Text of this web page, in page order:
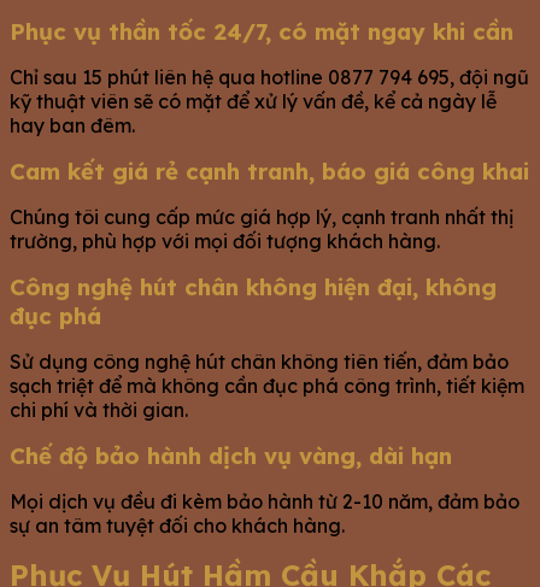
Phục vụ thần tốc 24/7, có mặt ngay khi cần
Chỉ sau 15 phút liên hệ qua hotline 0877 794 695, đội ngũ
kỹ thuật viên sẽ có mặt để xử lý vấn đề, kể cả ngày lễ
hay ban đêm.
Cam kết giá rẻ cạnh tranh, báo giá công khai
Chúng tôi cung cấp mức giá hợp lý, cạnh tranh nhất thị
trường, phù hợp với mọi đối tượng khách hàng.
Công nghệ hút chân không hiện đại, không
đục phá
Sử dụng công nghệ hút chân không tiên tiến, đảm bảo
sạch triệt để mà không cần đục phá công trình, tiết kiệm
chi phí và thời gian.
Chế độ bảo hành dịch vụ vàng, dài hạn
Mọi dịch vụ đều đi kèm bảo hành từ 2-10 năm, đảm bảo
sự an tâm tuyệt đối cho khách hàng.
Phục Vụ Hút Hầm Cầu Khắp Các